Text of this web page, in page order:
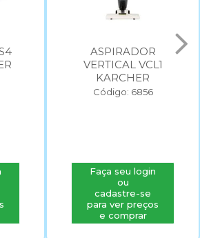
LAVADORA DE ALTA
PRESSAO KARCHER
K3 220V
Código: 2568
Faça seu login
ou
cadastre-se
para ver preços
e comprar